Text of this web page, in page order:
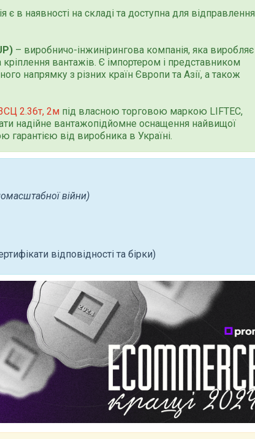
в наявності на складі та доступна для відправлення
– виробничо-інжинірингова компанія, яка виробляє
вантажів. Є імпортером і представником
напрямку з різних країн Європи та Азії, а також
2.36т, 2м під власною торговою маркою LIFTEC,
надійне вантажопідйомне оснащення найвищої
гарантією від виробника в Україні.
війни)
відповідності та бірки)